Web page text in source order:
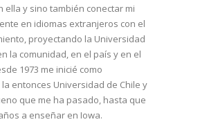
ella y sino también conectar mi
en idiomas extranjeros con el
proyectando la Universidad
la comunidad, en el país y en el
1973 me inicié como
entonces Universidad de Chile y
que me ha pasado, hasta que
a enseñar en Iowa.